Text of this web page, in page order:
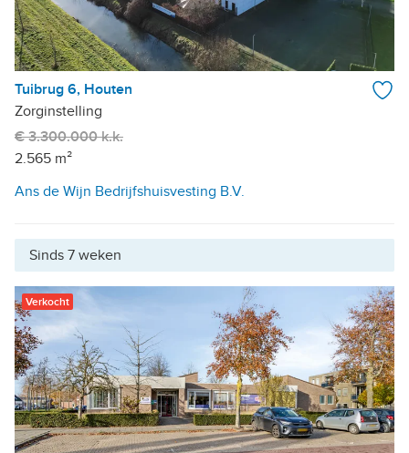
Tuibrug 6, Houten
Zorginstelling
€ 3.300.000 k.k.
2.565 m²
Ans de Wijn Bedrijfshuisvesting B.V.
Sinds 7 weken
Verkocht